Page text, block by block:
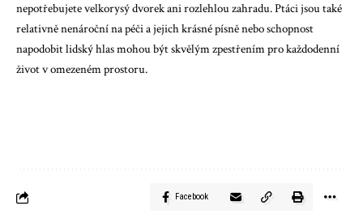
nepotřebujete velkorysý dvorek ani rozlehlou zahradu. Ptáci jsou také
relativně nenároční na péči a jejich krásné písně nebo schopnost
napodobit lidský hlas mohou být skvělým zpestřením pro každodenní
život v omezeném prostoru.
Facebook